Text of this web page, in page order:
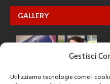
Gestisci
Utilizziamo tecnologie come i
GALLERY